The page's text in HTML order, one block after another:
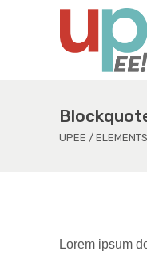
UPEE / ELEMENTS
Lorem ipsum